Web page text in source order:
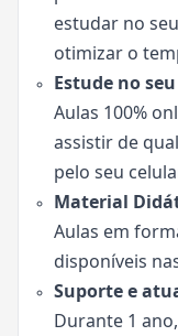
estudar no
otimizar o
Estude no
Aulas 100%
assistir de
pelo seu
Material
Aulas em
disponíveis
Suporte e
Durante 1